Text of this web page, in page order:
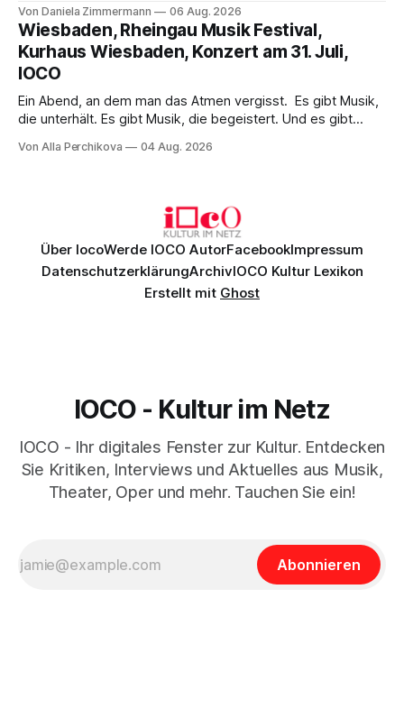
psychologische Tiefe mit starken Bildern, getragen von
einem spielfreudigen Ensemble und einer musikalisch
überzeugenden Gesamtleistung.
Von Daniela Zimmermann 06 Aug. 2026
Wiesbaden, Rheingau Musik Festival,
Kurhaus Wiesbaden, Konzert am 31. Juli,
IOCO
Ein Abend, an dem man das Atmen vergisst. Es gibt Musik,
die unterhält. Es gibt Musik, die begeistert. Und es gibt
Genau so war der Abend im Kurhaus Wiesbaden, an dem
Von Alla Perchikova 04 Aug. 2026
Über IocoWerde IOCO AutorFacebookImpressum
DatenschutzerklärungArchivIOCO Kultur Lexikon
Erstellt mit Ghost
IOCO - Kultur im Netz
IOCO - Ihr digitales Fenster zur Kultur. Entdecken
Sie Kritiken, Interviews und Aktuelles aus Musik,
Theater, Oper und mehr. Tauchen Sie ein!
Abonnieren